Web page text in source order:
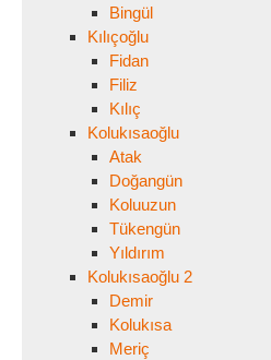
Bingül
Kılıçoğlu
Fidan
Filiz
Kılıç
Kolukısaoğlu
Atak
Doğangün
Koluuzun
Tükengün
Yıldırım
Kolukısaoğlu 2
Demir
Kolukısa
Meriç